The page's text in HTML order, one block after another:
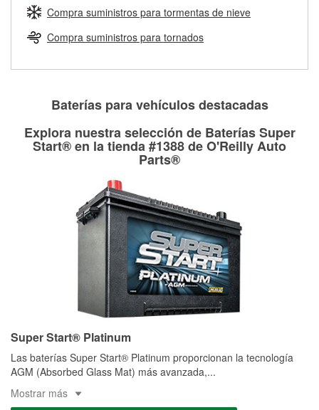
Más información sobre el Programa de Préstamo de
Herramientas de O'Reilly
medirán tus tambores o discos para determinar si pueden
ser rectificados con seguridad. Si tus tambores o discos no
pueden ser reutilizados, podemos ayudarte a encontrar las
partes de reemplazo correctas para tu reparación.
Rectificación de tambores y discos de freno
Compra suministros para tormentas de nieve
Compra suministros para tornados
Baterías para vehículos destacadas
Explora nuestra selección de Baterías Super
Start® en la tienda #1388 de O'Reilly Auto
Parts®
Super Start® Platinum
Las baterías Super Start® Platinum proporcionan la tecnología
AGM (Absorbed Glass Mat) más avanzada,...
Mostrar más